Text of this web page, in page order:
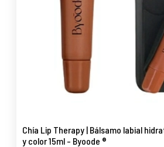
Chía Lip Therapy | Bálsamo labial
y color 15ml - Byoode ®